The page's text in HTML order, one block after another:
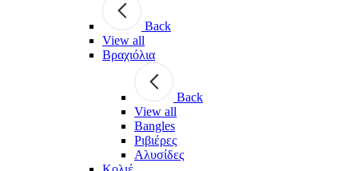
Back
View all
Βραχιόλια
Back
View all
Bangles
Ριβιέρες
Αλυσίδες